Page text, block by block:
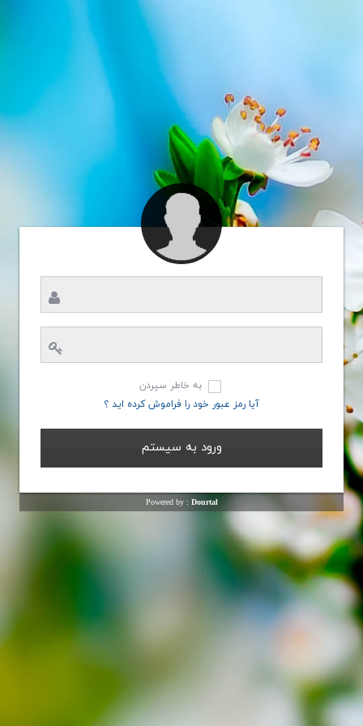
به خاطر سپردن
آیا رمز عبور خود را فراموش کرده اید ؟
Powered by : Dourtal